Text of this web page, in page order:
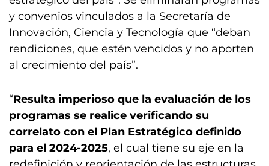
y convenios vinculados a la Secretaría de
Innovación, Ciencia y Tecnología que “deban
rendiciones, que estén vencidos y no aporten
al crecimiento del país”.
“Resulta imperioso que la evaluación de los
programas se realice verificando su
correlato con el Plan Estratégico definido
para el 2024-2025, el cual tiene su eje en la